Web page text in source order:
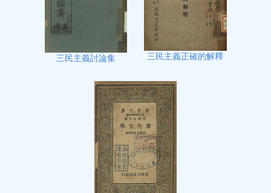
三民主義討論集 三民主義正確的解釋